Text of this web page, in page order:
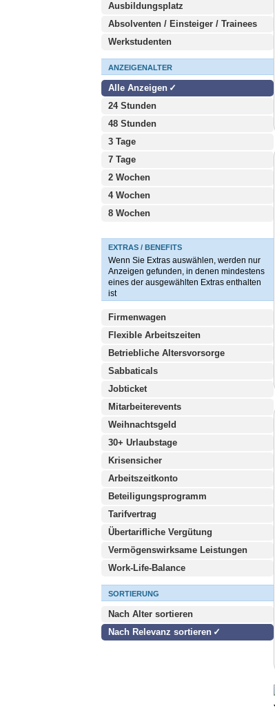
Ausbildungsplatz
Absolventen / Einsteiger / Trainees
Werkstudenten
ANZEIGENALTER
Alle Anzeigen
24 Stunden
48 Stunden
3 Tage
7 Tage
2 Wochen
4 Wochen
8 Wochen
EXTRAS / BENEFITS
Wenn Sie Extras auswählen, werden nur
Anzeigen gefunden, in denen mindestens
eines der ausgewählten Extras enthalten
ist
Firmenwagen
Flexible Arbeitszeiten
Betriebliche Altersvorsorge
Sabbaticals
Jobticket
Mitarbeiterevents
Weihnachtsgeld
30+ Urlaubstage
Krisensicher
Arbeitszeitkonto
Beteiligungsprogramm
Tarifvertrag
Übertarifliche Vergütung
Vermögenswirksame Leistungen
Work-Life-Balance
SORTIERUNG
Nach Alter sortieren
Nach Relevanz sortieren